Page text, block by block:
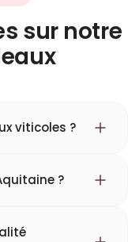
sur notre
viticoles ?
?